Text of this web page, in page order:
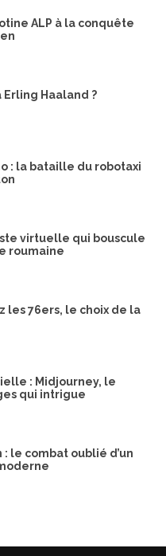
ALP à la conquête
Erling Haaland ?
: la bataille du robotaxi
virtuelle qui bouscule
roumaine
les 76ers, le choix de la
: Midjourney, le
qui intrigue
le combat oublié d’un